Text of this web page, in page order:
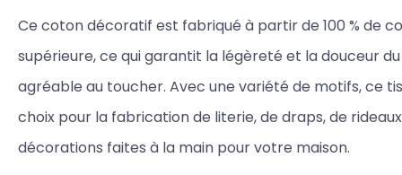
Ce coton décoratif est fabriqué à partir de 100 % de
supérieure, ce qui garantit la légèreté et la douceur
agréable au toucher. Avec une variété de motifs, ce
choix pour la fabrication de literie, de draps, de
décorations faites à la main pour votre maison.